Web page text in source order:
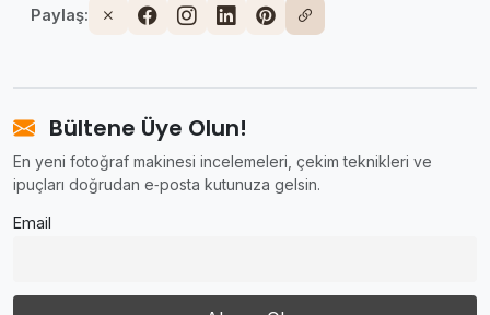
Paylaş:
Bültene Üye Olun!
En yeni fotoğraf makinesi incelemeleri, çekim teknikleri ve
ipuçları doğrudan e‑posta kutunuza gelsin.
Email